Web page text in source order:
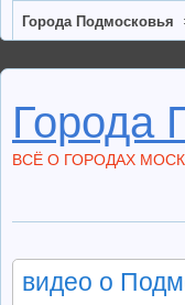
Города Подмосковья
Города
ВСЁ О ГОРОДАХ
видео о